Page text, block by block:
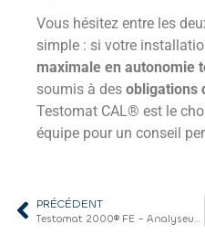
Vous hésitez entre les
simple : si votre
maximale en autonomie
soumis à des obligations
Testomat CAL® est le
équipe pour un conseil
PRÉCÉDENT
Testomat 2000® FE – Analyseur de fer en ligne dans l’eau